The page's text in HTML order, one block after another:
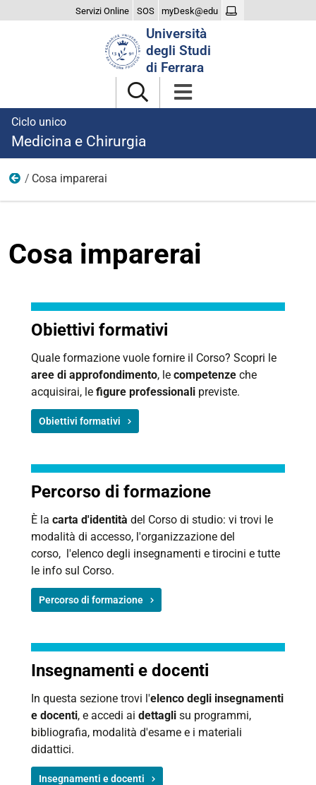
Servizi Online SOS myDesk@edu
Università
degli Studi
di Ferrara
Ciclo unico
Medicina e Chirurgia
Il Corso
Cosa imparerai
Cosa imparerai
Obiettivi formativi
Quale formazione vuole fornire il Corso? Scopri le
aree di approfondimento, le competenze che
acquisirai, le figure professionali previste.
Obiettivi formativi
Percorso di formazione
È la carta d'identità del Corso di studio: vi trovi le
modalità di accesso, l'organizzazione del
corso, l'elenco degli insegnamenti e tirocini e tutte
le info sul Corso.
Percorso di formazione
Insegnamenti e docenti
In questa sezione trovi l'elenco degli insegnamenti
e docenti, e accedi ai dettagli su programmi,
bibliografia, modalità d'esame e i materiali
didattici.
Insegnamenti e docenti